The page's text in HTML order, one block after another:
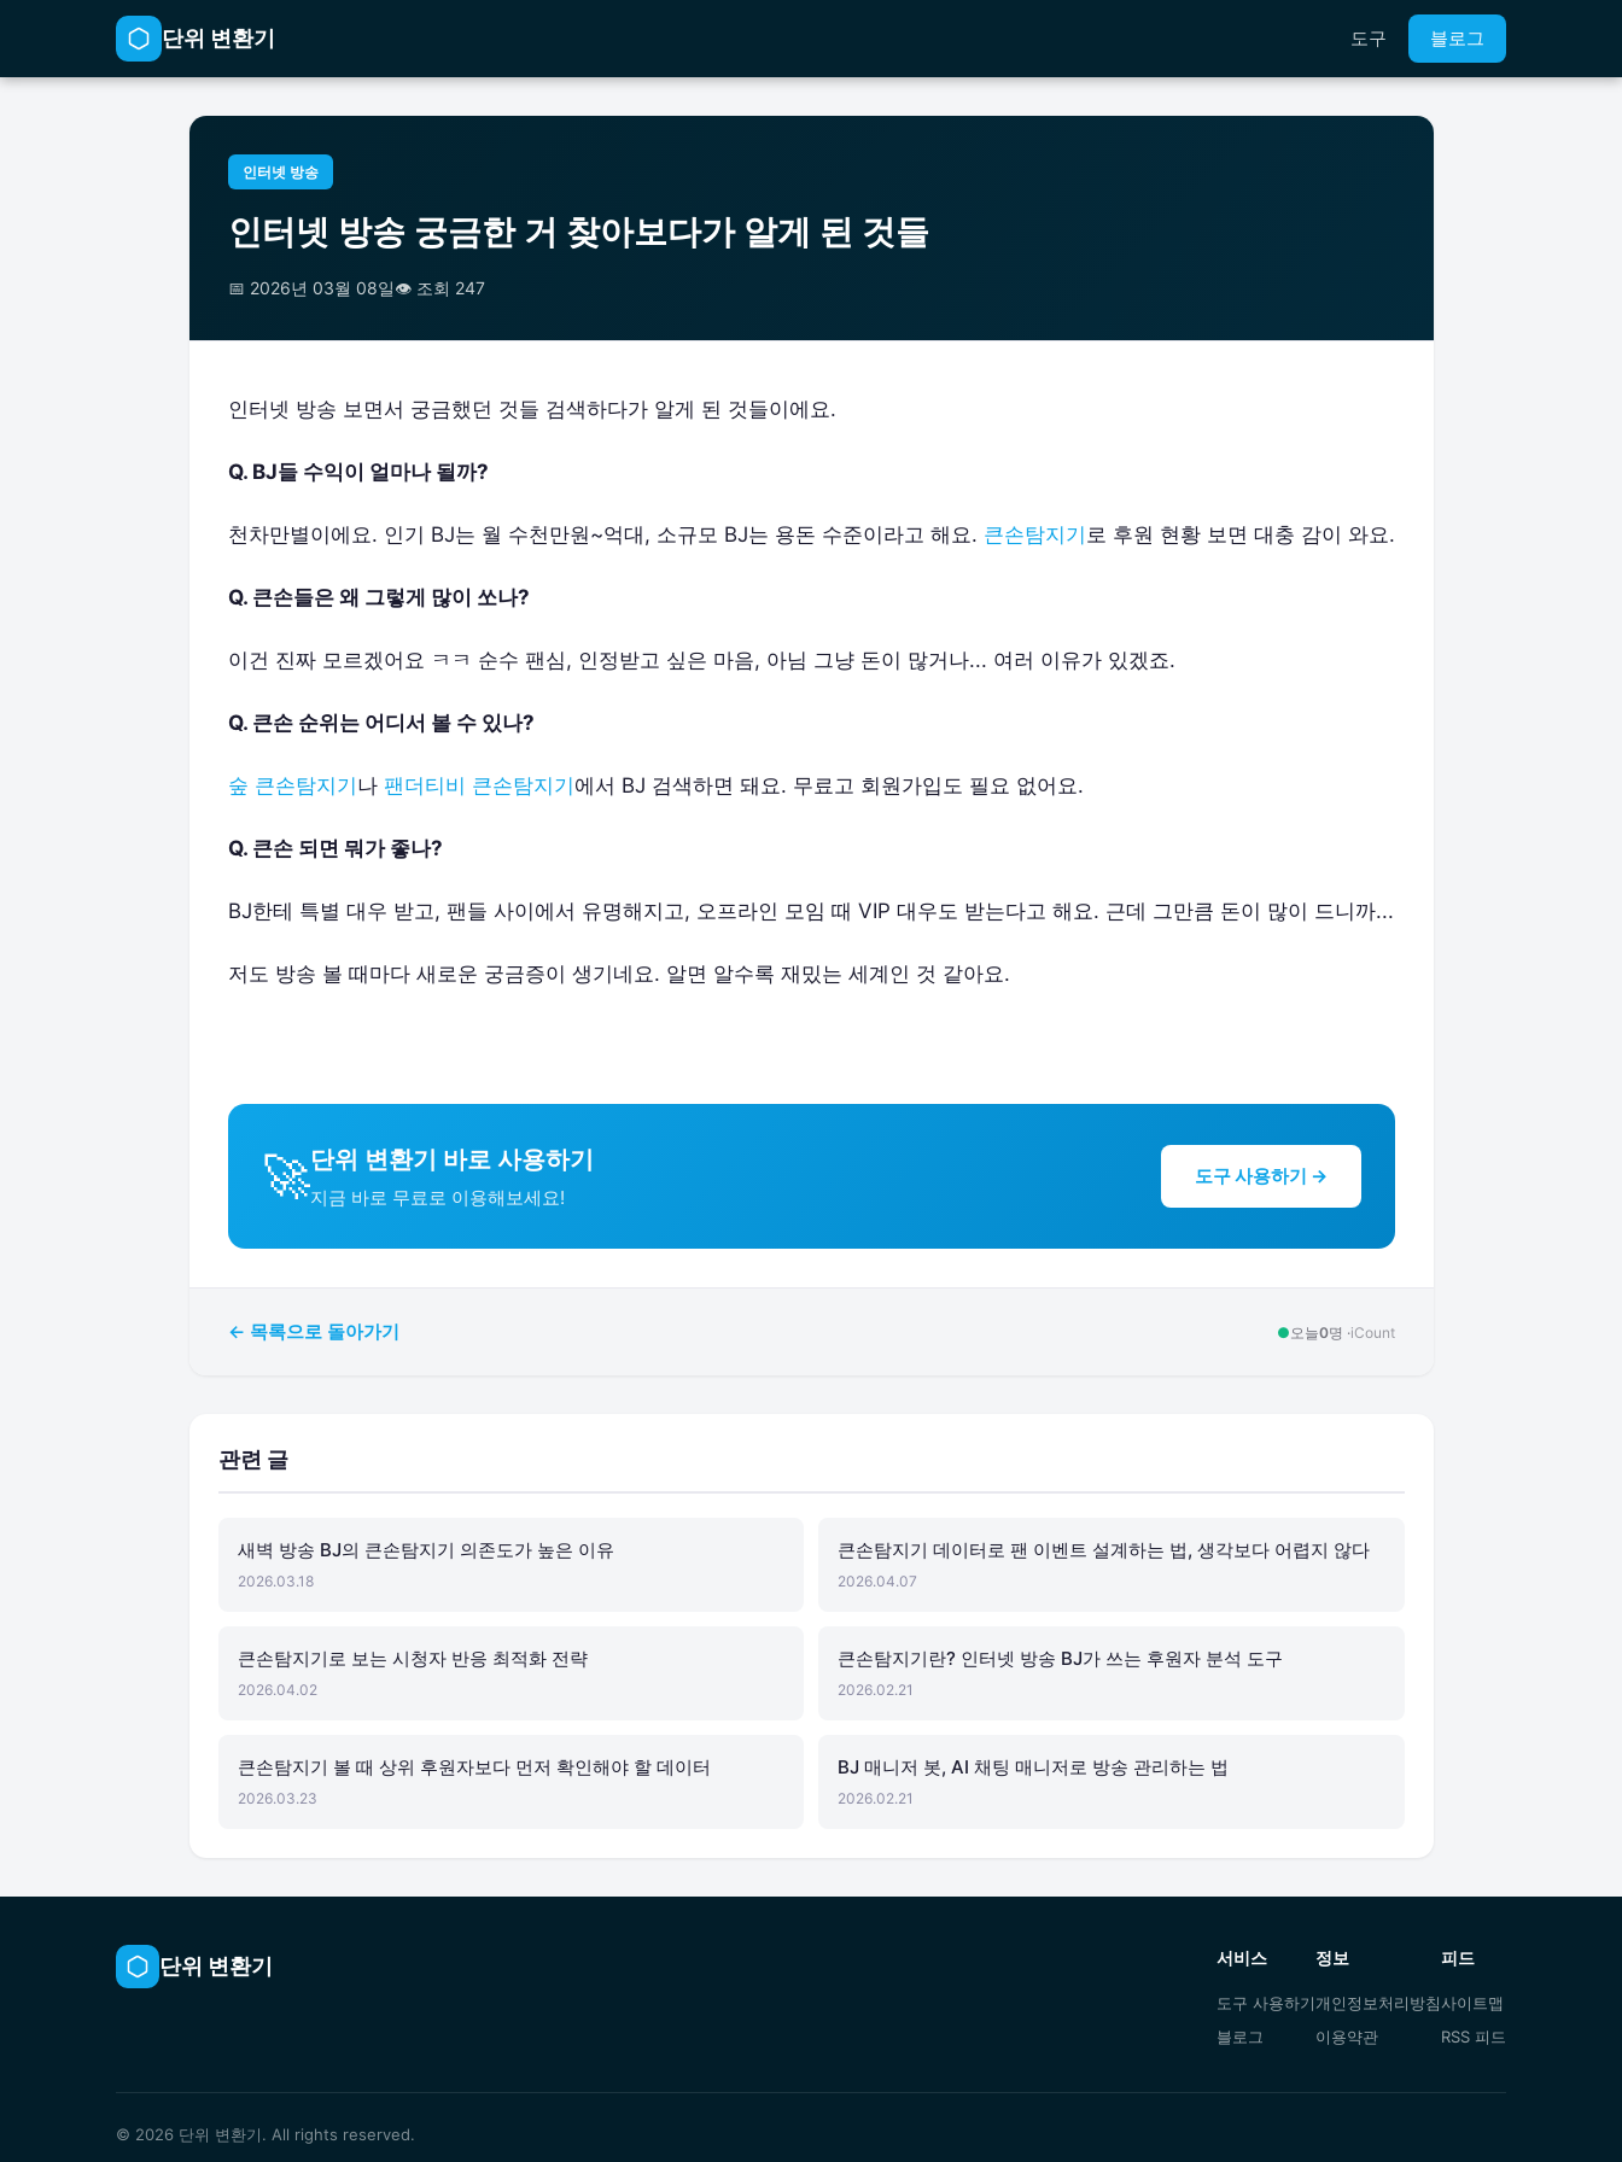
단위 변환기 도구 블로그
인터넷 방송
인터넷 방송 궁금한 거 찾아보다가 알게 된 것들
📅 2026년 03월 08일👁️ 조회 247
인터넷 방송 보면서 궁금했던 것들 검색하다가 알게 된 것들이에요.
Q. BJ들 수익이 얼마나 될까?
천차만별이에요. 인기 BJ는 월 수천만원~억대, 소규모 BJ는 용돈 수준이라고 해요. 큰손탐지기 로 후원 현황 보면 대충 감이 와요.
Q. 큰손들은 왜 그렇게 많이 쏘나?
이건 진짜 모르겠어요 ㅋㅋ 순수 팬심, 인정받고 싶은 마음, 아님 그냥 돈이 많거나... 여러 이유가 있겠죠.
Q. 큰손 순위는 어디서 볼 수 있나?
숲 큰손탐지기 나 팬더티비 큰손탐지기 에서 BJ 검색하면 돼요. 무료고 회원가입도 필요 없어요.
Q. 큰손 되면 뭐가 좋나?
BJ한테 특별 대우 받고, 팬들 사이에서 유명해지고, 오프라인 모임 때 VIP 대우도 받는다고 해요. 근데 그만큼 돈이 많이 드니까...
저도 방송 볼 때마다 새로운 궁금증이 생기네요. 알면 알수록 재밌는 세계인 것 같아요.
🚀단위 변환기 바로 사용하기
지금 바로 무료로 이용해보세요!
도구 사용하기 →
← 목록으로 돌아가기 ● 오늘0명 ·iCount
관련 글
새벽 방송 BJ의 큰손탐지기 의존도가 높은 이유
2026.03.18
큰손탐지기 데이터로 팬 이벤트 설계하는 법, 생각보다 어렵지 않다
2026.04.07
큰손탐지기로 보는 시청자 반응 최적화 전략
2026.04.02
큰손탐지기란? 인터넷 방송 BJ가 쓰는 후원자 분석 도구
2026.02.21
큰손탐지기 볼 때 상위 후원자보다 먼저 확인해야 할 데이터
2026.03.23
BJ 매니저 봇, AI 채팅 매니저로 방송 관리하는 법
2026.02.21
단위 변환기 서비스
도구 사용하기
블로그
정보
개인정보처리방침
이용약관
피드
사이트맵
RSS 피드
© 2026 단위 변환기. All rights reserved.